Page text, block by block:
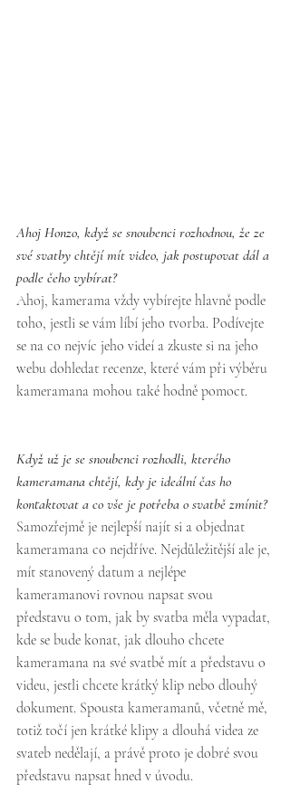
Ahoj Honzo, když se snoubenci rozhodnou, že ze
své svatby chtějí mít video, jak postupovat dál a
podle čeho vybírat?
Ahoj, kamerama vždy vybírejte hlavně podle
toho, jestli se vám líbí jeho tvorba. Podívejte
se na co nejvíc jeho videí a zkuste si na jeho
webu dohledat recenze, které vám při výběru
kameramana mohou také hodně pomoct.
Když už je se snoubenci rozhodli, kterého
kameramana chtějí, kdy je ideální čas ho
kontaktovat a co vše je potřeba o svatbě zmínit?
Samozřejmě je nejlepší najít si a objednat
kameramana co nejdříve. Nejdůležitější ale je,
mít stanovený datum a nejlépe
kameramanovi rovnou napsat svou
představu o tom, jak by svatba měla vypadat,
kde se bude konat, jak dlouho chcete
kameramana na své svatbě mít a představu o
videu, jestli chcete krátký klip nebo dlouhý
dokument. Spousta kameramanů, včetně mě,
totiž točí jen krátké klipy a dlouhá videa ze
svateb nedělají, a právě proto je dobré svou
představu napsat hned v úvodu.